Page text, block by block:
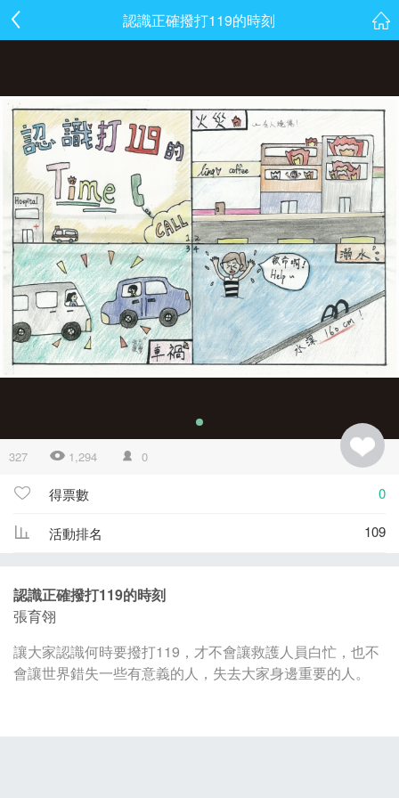
認識正確撥打119的時刻
327 1,294 0
得票數 0
活動排名 109
認識正確撥打119的時刻
張育翎
讓大家認識何時要撥打119，才不會讓救護人員白忙，也不
會讓世界錯失一些有意義的人，失去大家身邊重要的人。